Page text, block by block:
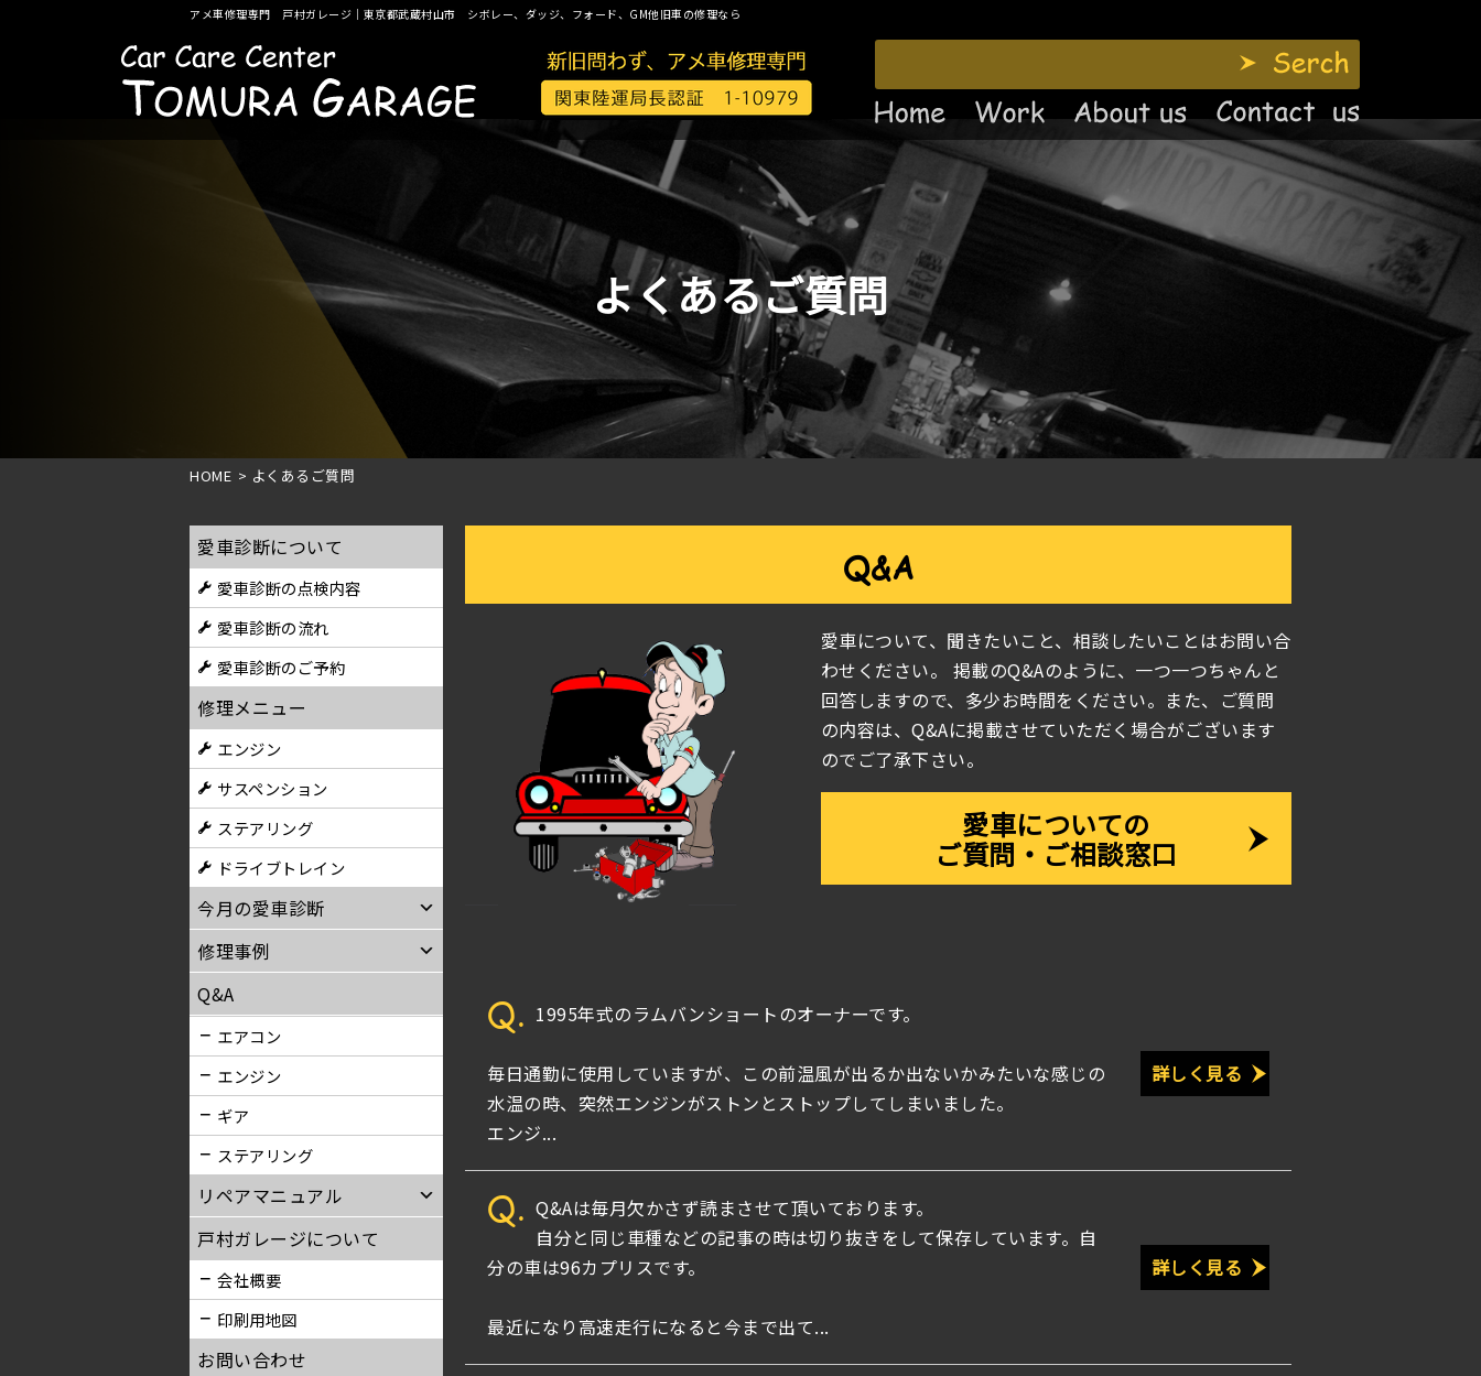
アメ車修理専門 戸村ガレージ｜東京都武蔵村山市 シボレー、ダッジ、フォード、GM他旧車の修理なら
よくあるご質問
HOME > よくあるご質問
Q&A
愛車について、聞きたいこと、相談したいことはお問い合
わせください。 掲載のQ&Aのように、一つ一つちゃんと
回答しますので、多少お時間をください。また、ご質問
の内容は、Q&Aに掲載させていただく場合がございます
のでご了承下さい。
愛車についての
ご質問・ご相談窓口
Q. 1995年式のラムバンショートのオーナーです。
毎日通勤に使用していますが、この前温風が出るか出ないかみたいな感じの
水温の時、突然エンジンがストンとストップしてしまいました。
エンジ...
詳しく見る
Q. Q&Aは毎月欠かさず読まさせて頂いております。
自分と同じ車種などの記事の時は切り抜きをして保存しています。自
分の車は96カプリスです。
最近になり高速走行になると今まで出て...
詳しく見る
愛車診断について
愛車診断の点検内容
愛車診断の流れ
愛車診断のご予約
修理メニュー
エンジン
サスペンション
ステアリング
ドライブトレイン
今月の愛車診断
修理事例
Q&A
エアコン
エンジン
ギア
ステアリング
リペアマニュアル
戸村ガレージについて
会社概要
印刷用地図
お問い合わせ